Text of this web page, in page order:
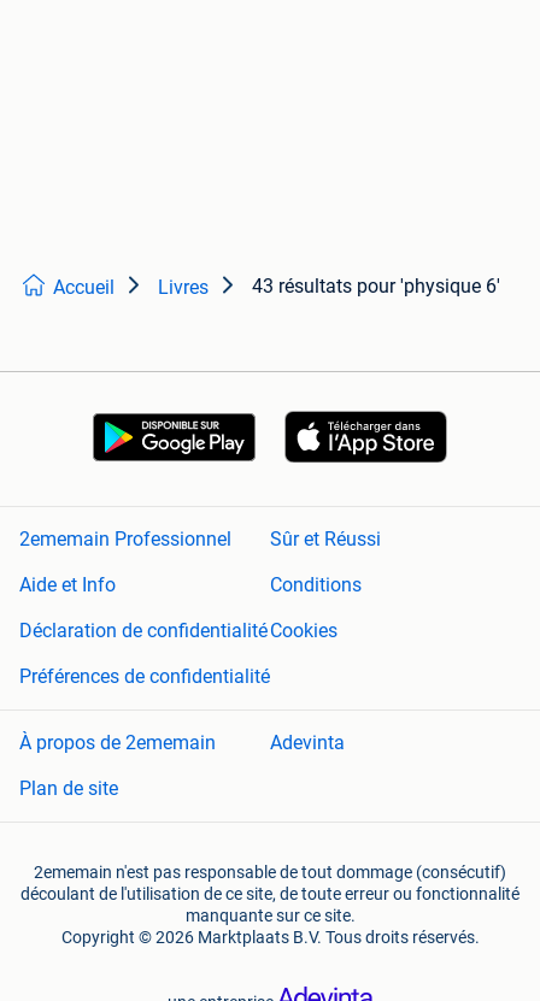
Accueil Livres 43 résultats pour 'physique 6'
2ememain Professionnel
Sûr et Réussi
Aide et Info
Conditions
Déclaration de confidentialitéCookies
Préférences de confidentialité
À propos de 2ememain
Adevinta
Plan de site
2ememain n'est pas responsable de tout dommage (consécutif)
découlant de l'utilisation de ce site, de toute erreur ou fonctionnalité
manquante sur ce site.
Copyright © 2026 Marktplaats B.V. Tous droits réservés.